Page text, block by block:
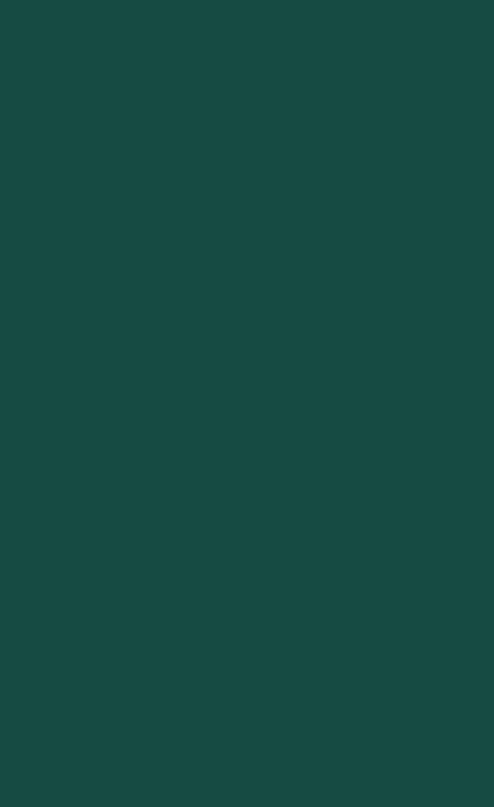
A Kefalónia repülőterének közelében lévő strandok közül az
viszonylag lassan mélyülő strand egyik érdekessége az
A Zola település leghosszabb strandjaként is ismert Agia Kyriaki
meglehetősen hosszú, több mint egy kilométeren át húzódó